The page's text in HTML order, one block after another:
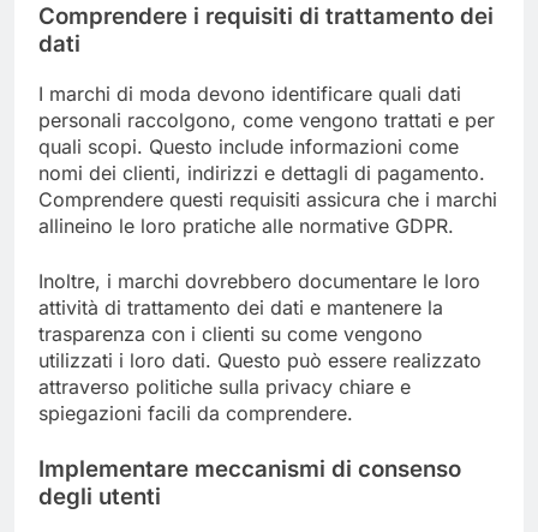
Comprendere i requisiti di trattamento dei
dati
I marchi di moda devono identificare quali dati
personali raccolgono, come vengono trattati e per
quali scopi. Questo include informazioni come
nomi dei clienti, indirizzi e dettagli di pagamento.
Comprendere questi requisiti assicura che i marchi
allineino le loro pratiche alle normative GDPR.
Inoltre, i marchi dovrebbero documentare le loro
attività di trattamento dei dati e mantenere la
trasparenza con i clienti su come vengono
utilizzati i loro dati. Questo può essere realizzato
attraverso politiche sulla privacy chiare e
spiegazioni facili da comprendere.
Implementare meccanismi di consenso
degli utenti